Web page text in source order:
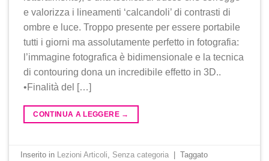
e valorizza i lineamenti ‘calcandoli’ di contrasti di
ombre e luce. Troppo presente per essere portabile
tutti i giorni ma assolutamente perfetto in fotografia:
l’immagine fotografica è bidimensionale e la tecnica
di contouring dona un incredibile effetto in 3D..
•Finalità del […]
CONTINUA A LEGGERE →
Inserito in Lezioni Articoli Senza categoria
Taggato